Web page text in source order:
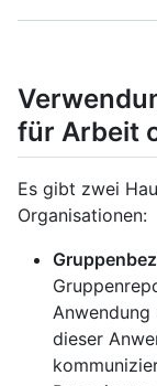
für Arbeit
Es gibt zwei
Organisationen:
Anwendung
dieser